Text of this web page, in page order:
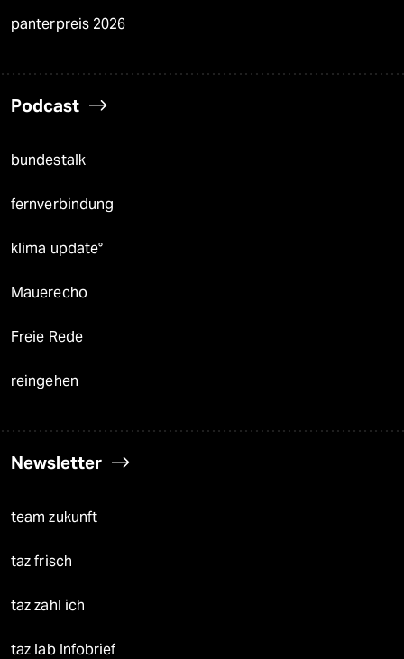
panterpreis 2026
Podcast
bundestalk
fernverbindung
klima update°
Mauerecho
Freie Rede
reingehen
Newsletter
team zukunft
taz frisch
taz zahl ich
taz lab Infobrief